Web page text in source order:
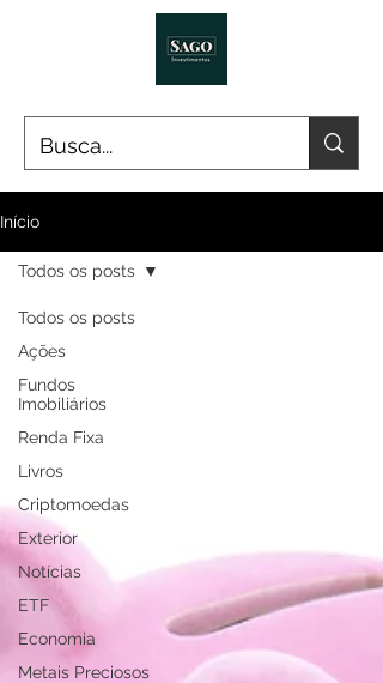
Início
Todos os posts
Ações
Fundos
Imobiliários
Renda Fixa
Livros
Criptomoedas
Exterior
Notícias
ETF
Economia
Metais Preciosos
Todos os posts